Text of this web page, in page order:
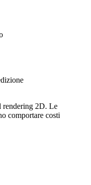
rendering 2D. Le
comportare costi